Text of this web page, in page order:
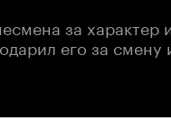
за характер
его за смену